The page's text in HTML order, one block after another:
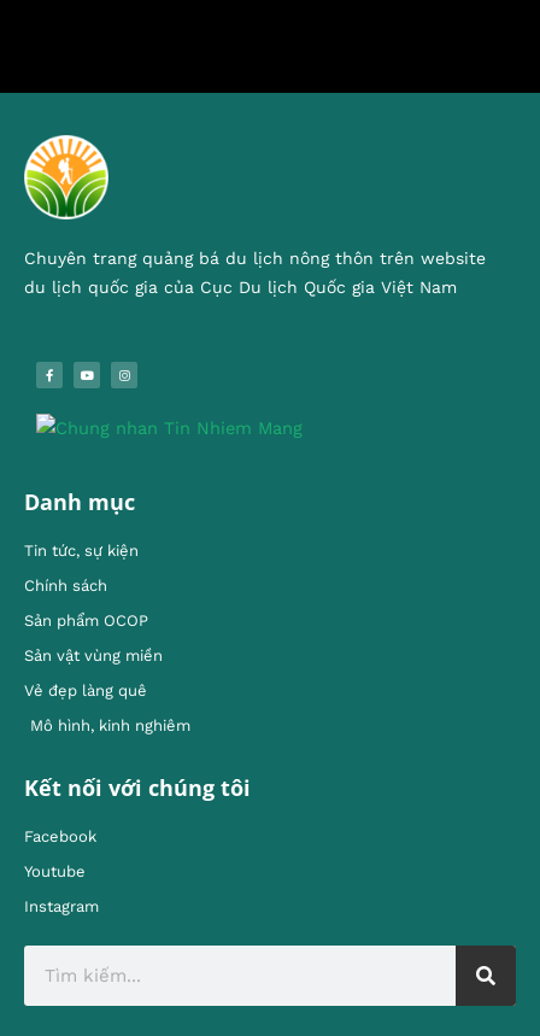
Chuyên trang quảng bá du lịch nông thôn trên website
du lịch quốc gia của Cục Du lịch Quốc gia Việt Nam
Danh mục
Tin tức, sự kiện
Chính sách
Sản phẩm OCOP
Sản vật vùng miền
Vẻ đẹp làng quê
Mô hình, kinh nghiêm
Kết nối với chúng tôi
Facebook
Youtube
Instagram